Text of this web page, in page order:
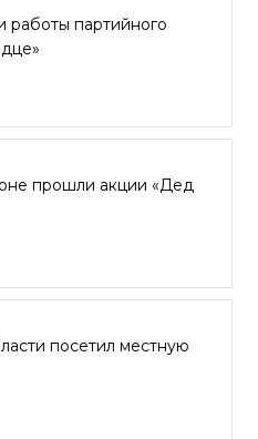
работы партийного
прошли акции «Дед
посетил местную